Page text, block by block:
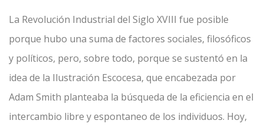
La Revolución Industrial del Siglo XVIII fue posible
porque hubo una suma de factores sociales, filosóficos
y políticos, pero, sobre todo, porque se sustentó en la
idea de la Ilustración Escocesa, que encabezada por
Adam Smith planteaba la búsqueda de la eficiencia en el
intercambio libre y espontaneo de los individuos. Hoy,